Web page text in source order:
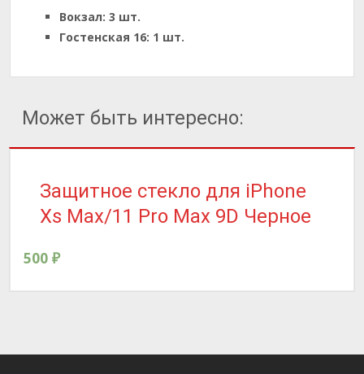
Вокзал: 3 шт.
Гостенская 16: 1 шт.
Может быть интересно:
Защитное стекло для iPhone
Xs Max/11 Pro Max 9D Черное
500 ₽